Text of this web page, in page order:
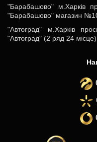
"Барабашово" м.Харків
"Барабашово" магазин
"Автоград" м.Харків
"Автоград" (2 ряд 24